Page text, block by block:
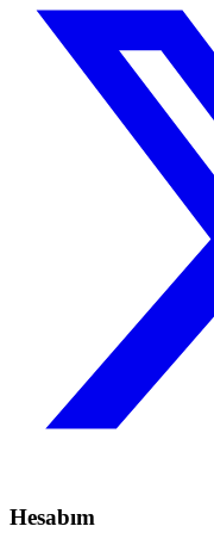
Hesabım